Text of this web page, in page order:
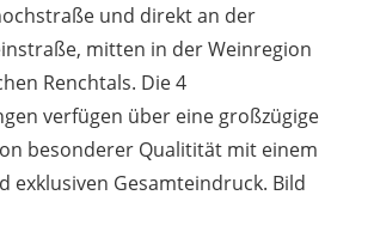
und direkt an der
mitten in der Weinregion
Renchtals. Die 4
verfügen über eine großzügige
besonderer Qualitität mit einem
exklusiven Gesamteindruck. Bild